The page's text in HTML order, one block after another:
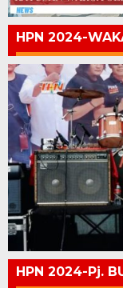
HPN 2024-
HPN 2024-Pj.